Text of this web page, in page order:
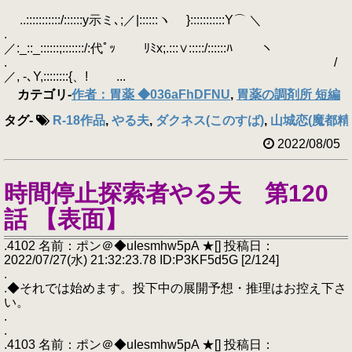
..:::::::::::/::::::y示ミ､;／|::::::ヽ }:::::::::::Y⌒ ＼
.
／:_::_::::::;:::::::/:代ﾟｯ ﾘﾐx;.:::∨:::::/::::::ﾊ ヽ
. /
／, -､Y,::::::::{、! ...
カテゴリ-作者：胃薬 ◆036aFhDFNU, 胃薬の調剤所 短編
タグ- R-18作品, やる夫, ダクネス(このすば), 山城恋(魔都
2022/08/05
時間停止探索者やる夫 第120
話 【表面】
.4102 名前：ポン＠◆uIesmhw5pA ★[] 投稿日：
2022/07/27(水) 21:32:23.78 ID:P3KF5d5G [2/124]
.
.◆それでは始めます。投下中の展開予想・推理はお控え下さ
い。
.
.
.4103 名前：ポン＠◆uIesmhw5pA ★[] 投稿日：